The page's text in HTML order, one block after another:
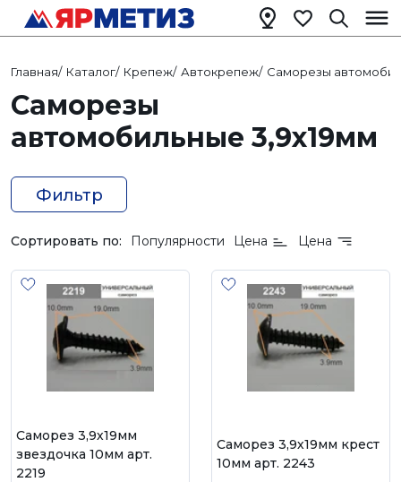
Главная/ Каталог/ Крепеж/ Автокрепеж/ Саморезы
Саморезы
автомобильные 3,9х19мм
Фильтр
Сортировать по: Популярности Цена Цена
Саморез 3,9х19мм
звездочка 10мм арт.
2219
Саморез 3,9х19мм крест
10мм арт. 2243